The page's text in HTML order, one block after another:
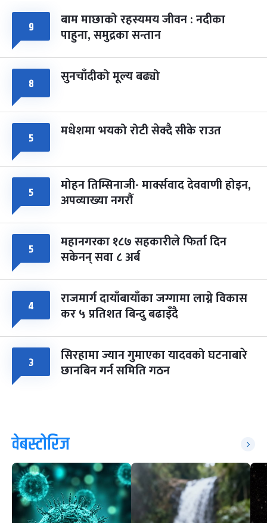
८ फागुपूर्णिमा
चैत्र ८, २०८३-Mar 22, 2027
७ महिना बाँकी
९ बाम माछाको रहस्यमय जीवन : नदीका
पाहुना, समुद्रका सन्तान
८ सुनचाँदीको मूल्य बढ्यो
५ मधेशमा भयको रोटी सेक्दै सीके राउत
५ मोहन तिम्सिनाजी- मार्क्सवाद देववाणी होइन,
अपव्याख्या नगरौं
५ महानगरका १८७ सहकारीले फिर्ता दिन
सकेनन् सवा ८ अर्ब
४ राजमार्ग दायाँबायाँका जग्गामा लाग्ने विकास
कर ५ प्रतिशत बिन्दु बढाइँदै
३ सिरहामा ज्यान गुमाएका यादवको घटनाबारे
छानबिन गर्न समिति गठन
वेबस्टोरिज